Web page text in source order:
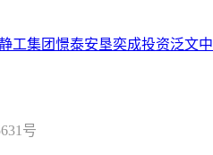
工集团憬泰安垦奕成投资泛文
号